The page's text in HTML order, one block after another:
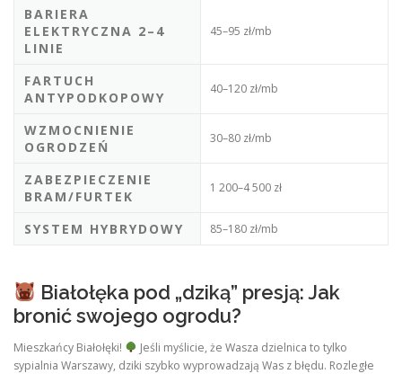
BARIERA
ELEKTRYCZNA 2–4
LINIE
45–95 zł/mb
FARTUCH
ANTYPODKOPOWY
40–120 zł/mb
WZMOCNIENIE
OGRODZEŃ
30–80 zł/mb
ZABEZPIECZENIE
BRAM/FURTEK
1 200–4 500 zł
SYSTEM HYBRYDOWY 85–180 zł/mb
Białołęka pod „dziką” presją: Jak
bronić swojego ogrodu?
Mieszkańcy Białołęki!
Jeśli myślicie, że Wasza dzielnica to tylko
sypialnia Warszawy, dziki szybko wyprowadzają Was z błędu. Rozległe